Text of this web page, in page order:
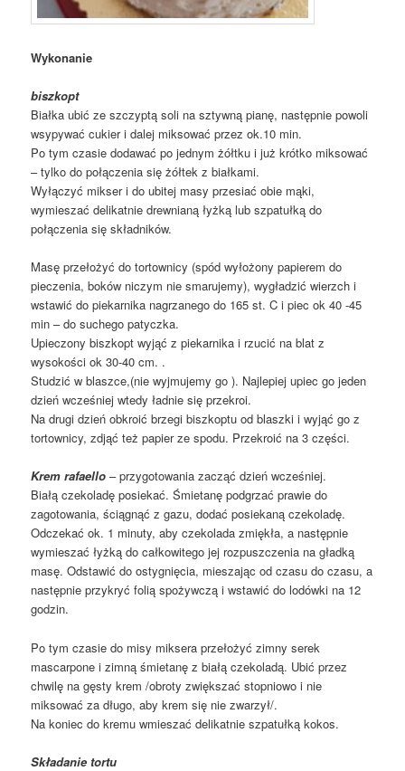
Wykonanie
biszkopt
Białka ubić ze szczyptą soli na sztywną pianę, następnie powoli
wsypywać cukier i dalej miksować przez ok.10 min.
Po tym czasie dodawać po jednym żółtku i już krótko miksować
– tylko do połączenia się żółtek z białkami.
Wyłączyć mikser i do ubitej masy przesiać obie mąki,
wymieszać delikatnie drewnianą łyżką lub szpatułką do
połączenia się składników.
Masę przełożyć do tortownicy (spód wyłożony papierem do
pieczenia, boków niczym nie smarujemy), wygładzić wierzch i
wstawić do piekarnika nagrzanego do 165 st. C i piec ok 40 -45
min – do suchego patyczka.
Upieczony biszkopt wyjąć z piekarnika i rzucić na blat z
wysokości ok 30-40 cm. .
Studzić w blaszce,(nie wyjmujemy go ). Najlepiej upiec go jeden
dzień wcześniej wtedy ładnie się przekroi.
Na drugi dzień obkroić brzegi biszkoptu od blaszki i wyjąć go z
tortownicy, zdjąć też papier ze spodu. Przekroić na 3 części.
Krem rafaello – przygotowania zacząć dzień wcześniej.
Białą czekoladę posiekać. Śmietanę podgrzać prawie do
zagotowania, ściągnąć z gazu, dodać posiekaną czekoladę.
Odczekać ok. 1 minuty, aby czekolada zmiękła, a następnie
wymieszać łyżką do całkowitego jej rozpuszczenia na gładką
masę. Odstawić do ostygnięcia, mieszając od czasu do czasu, a
następnie przykryć folią spożywczą i wstawić do lodówki na 12
godzin.
Po tym czasie do misy miksera przełożyć zimny serek
mascarpone i zimną śmietanę z białą czekoladą. Ubić przez
chwilę na gęsty krem /obroty zwiększać stopniowo i nie
miksować za długo, aby krem się nie zwarzył/.
Na koniec do kremu wmieszać delikatnie szpatułką kokos.
Składanie tortu